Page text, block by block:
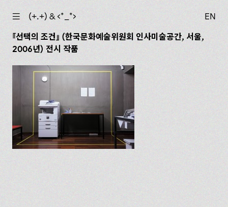
☰ (+.+) & ‹*_*›
EN
『선택의 조건』 (한국문화예술위원회 인사미술공간, 서울,
2006년) 전시 작품